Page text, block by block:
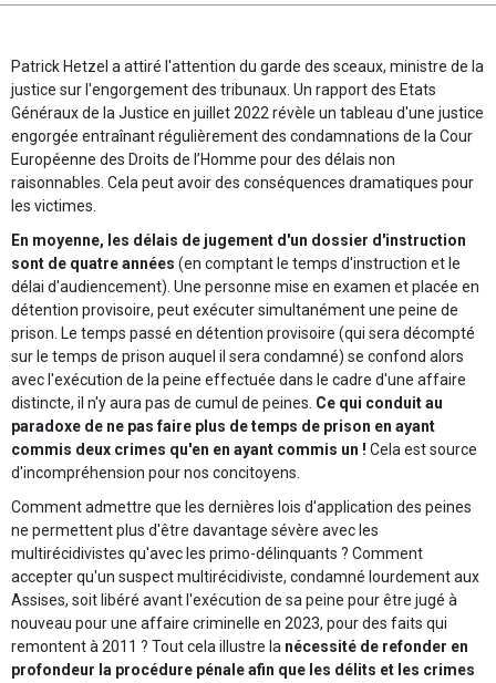
Patrick Hetzel a attiré l'attention du garde des sceaux, ministre de la
justice sur l'engorgement des tribunaux. Un rapport des Etats
Généraux de la Justice en juillet 2022 révèle un tableau d'une justice
engorgée entraînant régulièrement des condamnations de la Cour
Européenne des Droits de l’Homme pour des délais non
raisonnables. Cela peut avoir des conséquences dramatiques pour
les victimes.
En moyenne, les délais de jugement d'un dossier d'instruction
sont de quatre années (en comptant le temps d'instruction et le
délai d'audiencement). Une personne mise en examen et placée en
détention provisoire, peut exécuter simultanément une peine de
prison. Le temps passé en détention provisoire (qui sera décompté
sur le temps de prison auquel il sera condamné) se confond alors
avec l'exécution de la peine effectuée dans le cadre d'une affaire
distincte, il n'y aura pas de cumul de peines. Ce qui conduit au
paradoxe de ne pas faire plus de temps de prison en ayant
commis deux crimes qu'en en ayant commis un ! Cela est source
d'incompréhension pour nos concitoyens.
Comment admettre que les dernières lois d'application des peines
ne permettent plus d'être davantage sévère avec les
multirécidivistes qu'avec les primo-délinquants ? Comment
accepter qu'un suspect multirécidiviste, condamné lourdement aux
Assises, soit libéré avant l'exécution de sa peine pour être jugé à
nouveau pour une affaire criminelle en 2023, pour des faits qui
remontent à 2011 ? Tout cela illustre la nécessité de refonder en
profondeur la procédure pénale afin que les délits et les crimes